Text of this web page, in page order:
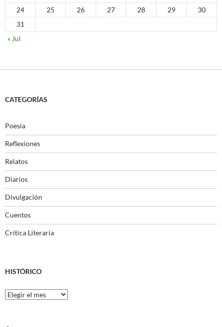
24
25 26 27 28 29
30
31
« Jul
CATEGORÍAS
Poesía
Reflexiones
Relatos
Diarios
Divulgación
Cuentos
Crítica Literaria
HISTÓRICO
Histórico